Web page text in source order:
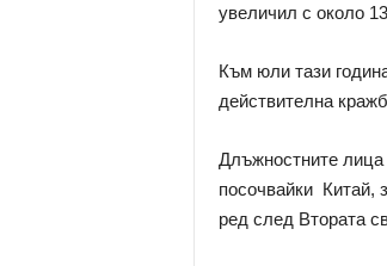
увеличил с около
Към юли тази
действителна
Длъжностните
посочвайки Китай,
ред след Втората